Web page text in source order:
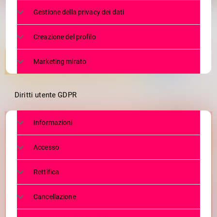
Gestione della privacy dei dati
Creazione del profilo
Marketing mirato
Diritti utente GDPR
Informazioni
Accesso
Rettifica
Cancellazione